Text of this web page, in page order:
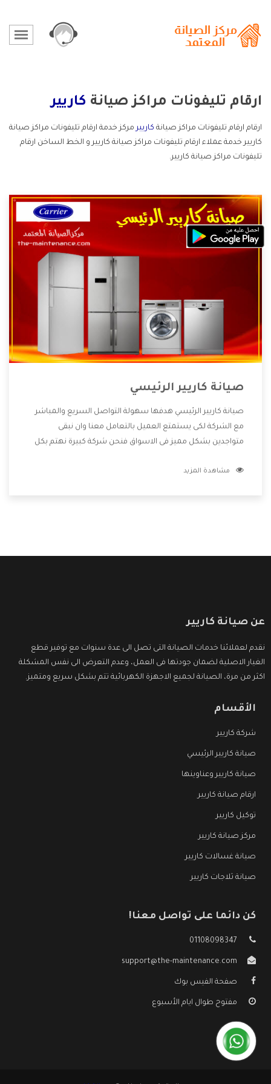
ارقام تليفونات مراكز صيانة كاريير
ارقام ارقام تليفونات مراكز صيانة كارييرمركز خدمة ارقام تليفونات مراكز صيانة
كاريير خدمة عملاء ارقام تليفونات مراكز صيانة كاريير و الخط الساخن ارقام
تليفونات مراكز صيانة كاريير.
صيانة كاريير الرئيسي
صيانة كاريير الرئيسي هدفها سهولة التواصل السريع والمباشر
مع الشركة لكى يستمتع العميل بالتعامل معنا وان نبقى
متواجدين بشكل مميز فى الاسواق فنحن شركة كبيرة نهتم بكل
الشركة بها والتى تكون منها خدمة الصيانة التى تكون من أهم
مشاهدة المزيد
عن صيانة كاريير
نقدم لعملائنا خدمات الصيانة التى تصل الى عدة سنوات مع توفير قطع
الغيار الاصلية لضمان جودتها فى العمل، وعدم التعرض الى نفس المشكلة
اكثر من مرة، الصيانة لجميع الاجهزة الكهربائية تتم بشكل سريع ومتميز.
الأقسام
شركة كاريير
صيانة كاريير الرئيسي
صيانة كاريير وعناوينها
ارقام صيانة كاريير
توكيل كاريير
مركز صيانة كاريير
صيانة غسالات كاريير
صيانة ثلاجات كاريير
كن دائما على تواصل معنا!
01108098347
support@the-maintenance.com
صفحة الفيس بوك
مفتوح طوال ايام الأسبوع